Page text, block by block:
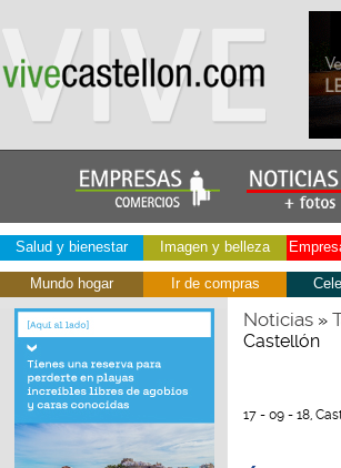
Salud y bienestar Imagen y belleza
Mundo hogar Ir de compras
Noticias»
Castellón
17 - 09 - 18,